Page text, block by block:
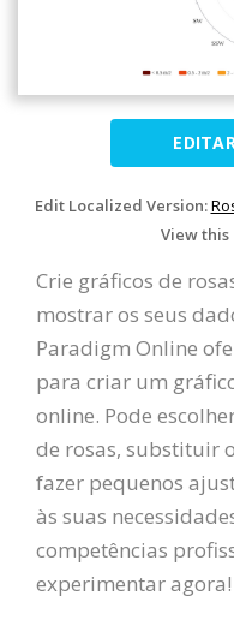
Edit Localized Version:
View this
Crie gráficos de
mostrar os seus
Paradigm Online
para criar um
online. Pode
de rosas, substituir
fazer pequenos
às suas
competências
experimentar agora!